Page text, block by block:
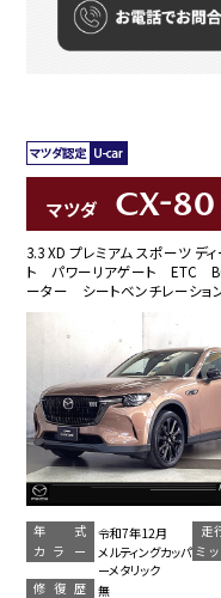
マツダ CX-80
3.3 XD プレミアム スポーツ デ
ト パワーリアゲート ETC
ーター シートベンチレーショ
年 式 令和7年12月 走
カラー
メルティングカッパ
ーメタリック
ミ
修復歴
無